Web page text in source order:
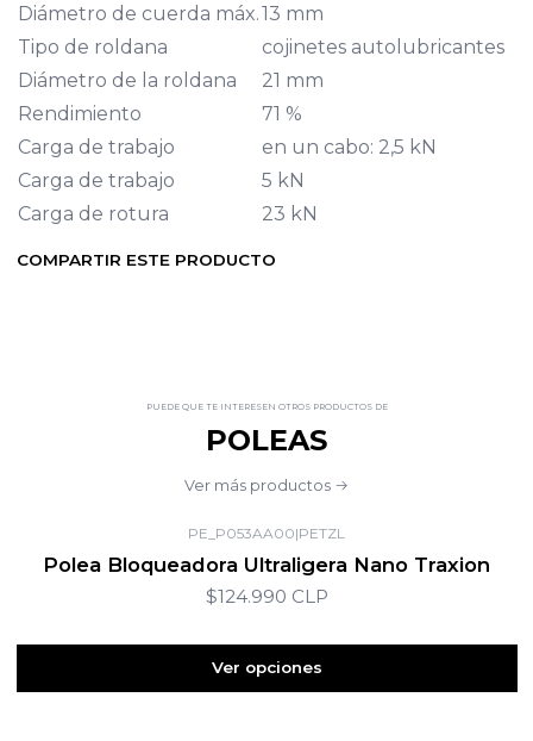
Diámetro de cuerda máx.13 mm
Tipo de roldana
cojinetes autolubricantes
Diámetro de la roldana
21 mm
Rendimiento
71 %
Carga de trabajo
en un cabo: 2,5 kN
Carga de trabajo
5 kN
Carga de rotura
23 kN
COMPARTIR ESTE PRODUCTO
PUEDE QUE TE INTERESEN OTROS PRODUCTOS DE
POLEAS
Ver más productos
PE_P053AA00|PETZL
Polea Bloqueadora Ultraligera Nano Traxion
$124.990 CLP
Ver opciones